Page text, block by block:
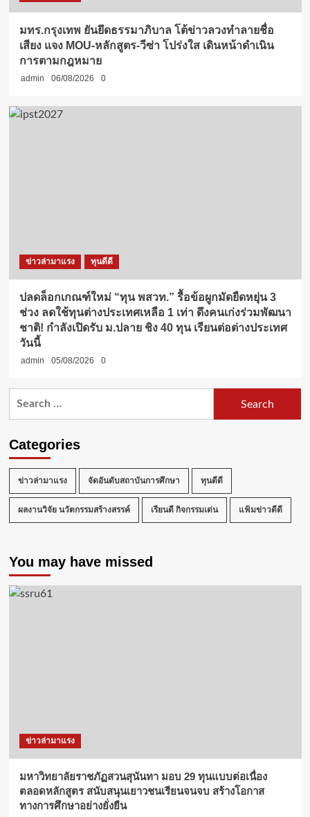
มทร.กรุงเทพ ยันยึดธรรมาภิบาล โต้ข่าวลวงทำลายชื่อ
เสียง แจง MOU-หลักสูตร-วีซ่า โปร่งใส เดินหน้าดำเนิน
การตามกฎหมาย
admin 06/08/2026 0
ข่าวล่ามาแรง ทุนดีดี
ปลดล็อกเกณฑ์ใหม่ “ทุน พสวท.” รื้อข้อผูกมัดยืดหยุ่น 3
ช่วง ลดใช้ทุนต่างประเทศเหลือ 1 เท่า ดึงคนเก่งร่วมพัฒนา
ชาติ! กำลังเปิดรับ ม.ปลาย ชิง 40 ทุน เรียนต่อต่างประเทศ
วันนี้
admin 05/08/2026 0
Categories
ข่าวล่ามาแรง จัดอันดับสถาบันการศึกษา ทุนดีดี
ผลงานวิจัย นวัตกรรมสร้างสรรค์ เรียนดี กิจกรรมเด่น แฟ้มข่าวดีดี
You may have missed
ข่าวล่ามาแรง
มหาวิทยาลัยราชภัฏสวนสุนันทา มอบ 29 ทุนแบบต่อเนื่อง
ตลอดหลักสูตร สนับสนุนเยาวชนเรียนจนจบ สร้างโอกาส
ทางการศึกษาอย่างยั่งยืน